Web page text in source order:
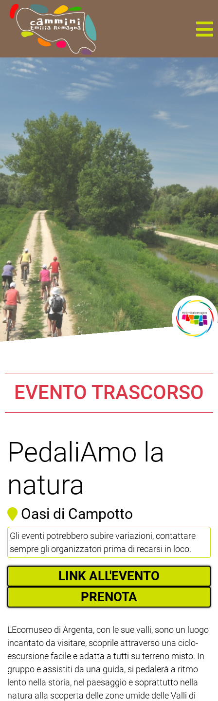
EVENTO TRASCORSO
PedaliAmo la
natura
Oasi di Campotto
Gli eventi potrebbero subire variazioni, contattare
sempre gli organizzatori prima di recarsi in loco.
LINK ALL'EVENTO
PRENOTA
L'Ecomuseo di Argenta, con le sue valli, sono un luogo
incantato da visitare, scoprile attraverso una ciclo-
escursione facile e adatta a tutti su terreno misto. In
gruppo e assistiti da una guida, si pedalerà a ritmo
lento nella storia, nel paesaggio e soprattutto nella
natura alla scoperta delle zone umide delle Valli di